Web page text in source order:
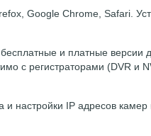
Google Chrome, Safari.
и платные версии
с регистраторами (DVR и
настройки IP адресов камер